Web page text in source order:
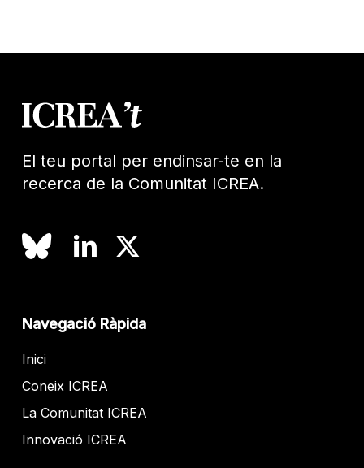
El teu portal per endinsar-te en la
recerca de la Comunitat ICREA.
Navegació Ràpida
Inici
Coneix ICREA
La Comunitat ICREA
Innovació ICREA